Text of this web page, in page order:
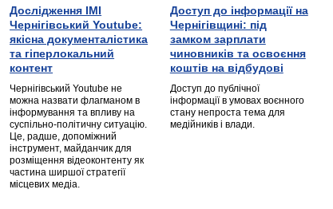
Дослідження ІМІ
Чернігівський Youtube:
якісна документалістика
та гіперлокальний
контент
Чернігівський Youtube не
можна назвати флагманом в
інформування та впливу на
суспільно-політичну ситуацію.
Це, радше, допоміжний
інструмент, майданчик для
розміщення відеоконтенту як
частина ширшої стратегії
місцевих медіа.
Доступ до інформації на
Чернігівщині: під
замком зарплати
чиновників та освоєння
коштів на відбудові
Доступ до публічної
інформації в умовах воєнного
стану непроста тема для
медійників і влади.